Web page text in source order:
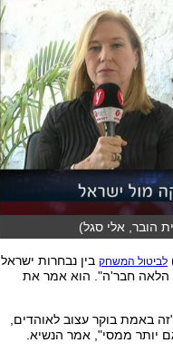
הובר, אלי סגל)
לביטול המשחקבין נבחרות ישראל
הלאה חבר'ה". הוא אמר את
באמת בוקר עצוב לאוהדים,
יותר ממסי", אמר הנשיא.